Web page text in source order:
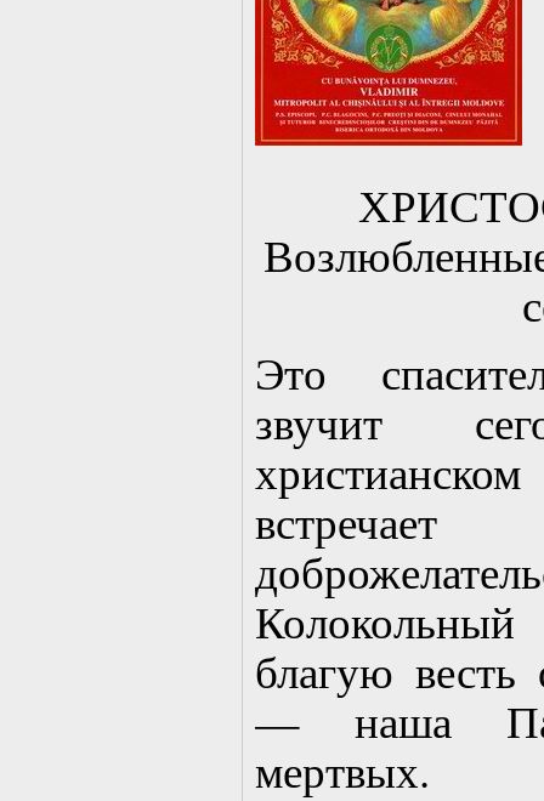
Это
звучит
благую
— наша
мертвых.